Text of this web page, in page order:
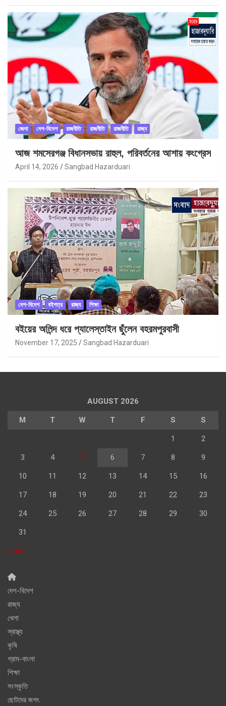
জেলা দেশ-বিদেশ রাজনীতি রাজনীতি রাজনীতি রাজ্য
আজ শমসেরগঞ্জ বিধানসভায় রাহুল, পরিবর্তনের আশায় কংগ্রেস
April 14, 2026 Sangbad Hazarduari
দেশ-বিদেশ বইপত্র রাজ্য শিক্ষা
বইয়ের অলিন্দ ধরে প্যালেস্তাইন ছুঁলেন বহরমপুরবাসী
November 17, 2025 Sangbad Hazarduari
AUGUST 2026
M T W T F S S
1 2
3 4 5 6 7 8 9
10 11 12 13 14 15 16
17 18 19 20 21 22 23
24 25 26 27 28 29 30
31
« Jul
দেশ-বিদেশ
রাজ্য
খেলা
স্বাস্থ্য
কৃষি
গ্রাম-বাংলা
শিক্ষা
সংস্কৃতি
ছোটদের জগৎ